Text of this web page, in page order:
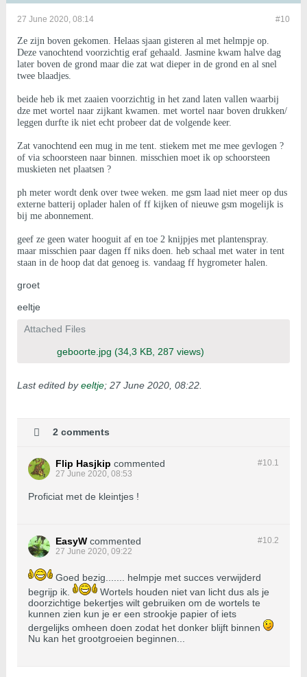
#10
27 June 2020, 08:14
Ze zijn boven gekomen. Helaas sjaan gisteren al met helmpje op.
Deze vanochtend voorzichtig eraf gehaald. Jasmine kwam halve dag
later boven de grond maar die zat wat dieper in de grond en al snel
twee blaadjes.
beide heb ik met zaaien voorzichtig in het zand laten vallen waarbij
dze met wortel naar zijkant kwamen. met wortel naar boven drukken/
leggen durfte ik niet echt probeer dat de volgende keer.
Zat vanochtend een mug in me tent. stiekem met me mee gevlogen ?
of via schoorsteen naar binnen. misschien moet ik op schoorsteen
muskieten net plaatsen ?
ph meter wordt denk over twee weken. me gsm laad niet meer op dus
externe batterij oplader halen of ff kijken of nieuwe gsm mogelijk is
bij me abonnement.
geef ze geen water hooguit af en toe 2 knijpjes met plantenspray.
maar misschien paar dagen ff niks doen. heb schaal met water in tent
staan in de hoop dat dat genoeg is. vandaag ff hygrometer halen.
groet
eeltje
Attached Files
geboorte.jpg (34,3 KB, 287 views)
Last edited byeeltje; 27 June 2020, 08:22
2 comments
#10.1
Flip Hasjkip commented
27 June 2020, 08:53
Proficiat met de kleintjes !
#10.2
EasyW commented
27 June 2020, 09:22
Goed bezig....... helmpje met succes verwijderd
begrijp ik.
Wortels houden niet van licht dus als je
doorzichtige bekertjes wilt gebruiken om de wortels te
kunnen zien kun je er een strookje papier of iets
dergelijks omheen doen zodat het donker blijft binnen
Nu kan het grootgroeien beginnen...